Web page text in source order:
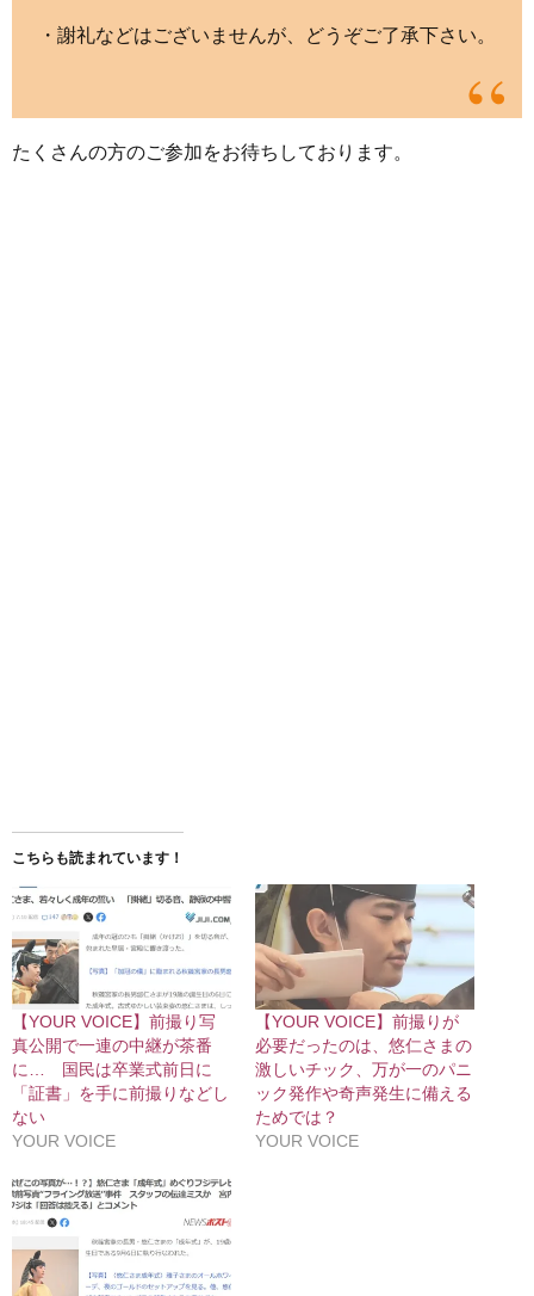
・謝礼などはございませんが、どうぞご了承下さい。
たくさんの方のご参加をお待ちしております。
こちらも読まれています！
【YOUR VOICE】前撮り写
真公開で一連の中継が茶番
に… 国民は卒業式前日に
「証書」を手に前撮りなどし
ない
YOUR VOICE
【YOUR VOICE】前撮りが
必要だったのは、悠仁さまの
激しいチック、万が一のパニ
ック発作や奇声発生に備える
ためでは？
YOUR VOICE